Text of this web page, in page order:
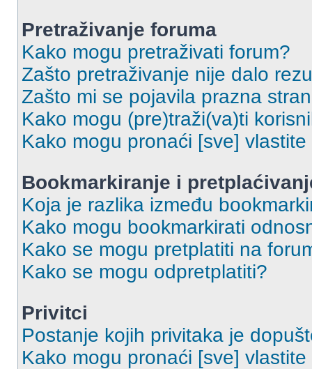
Pretraživanje foruma
Kako mogu pretraživati forum?
Zašto pretraživanje nije dalo
Zašto mi se pojavila prazna
Kako mogu (pre)traži(va)ti
Kako mogu pronaći [sve]
Bookmarkiranje i
Koja je razlika između
Kako mogu bookmarkirati
Kako se mogu pretplatiti na
Kako se mogu odpretplatiti?
Privitci
Postanje kojih privitaka je
Kako mogu pronaći [sve] vlastite